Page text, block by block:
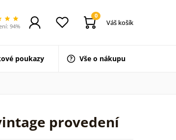
94%
0
Váš košík
poukazy Vše o nákupu
provedení